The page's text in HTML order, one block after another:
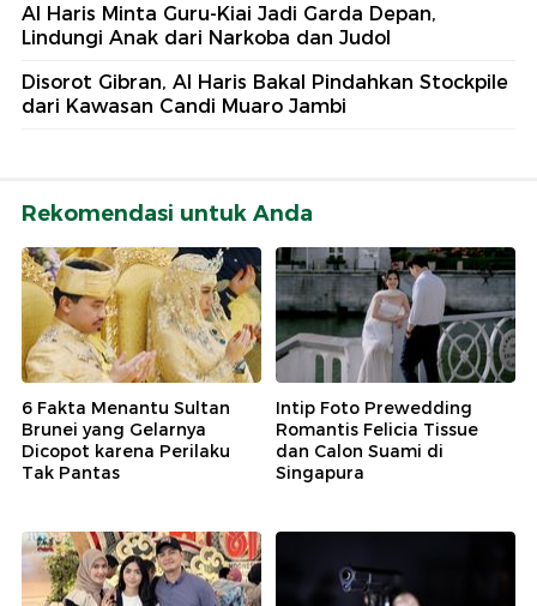
Al Haris Minta Guru-Kiai Jadi Garda Depan,
Lindungi Anak dari Narkoba dan Judol
Disorot Gibran, Al Haris Bakal Pindahkan Stockpile
dari Kawasan Candi Muaro Jambi
Rekomendasi untuk Anda
6 Fakta Menantu Sultan
Brunei yang Gelarnya
Dicopot karena Perilaku
Tak Pantas
Intip Foto Prewedding
Romantis Felicia Tissue
dan Calon Suami di
Singapura